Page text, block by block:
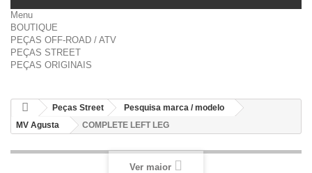
Menu
BOUTIQUE
PEÇAS OFF-ROAD / ATV
PEÇAS STREET
PEÇAS ORIGINAIS
Peças Street
Pesquisa marca / modelo
MV Agusta
COMPLETE LEFT LEG
Ver maior